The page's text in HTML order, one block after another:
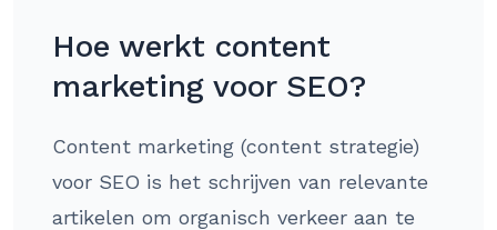
Hoe werkt content
marketing voor SEO?
Content marketing (content strategie)
voor SEO is het schrijven van relevante
artikelen om organisch verkeer aan te